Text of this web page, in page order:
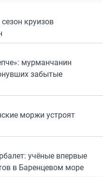
круизов
мурманчанин
забытые
моржи устроят
учёные впервые
в Баренцевом море